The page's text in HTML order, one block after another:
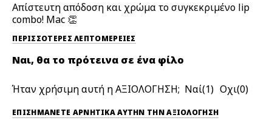
Απίστευτη απόδοση και χρώμα το συγκεκριμένο lip
combo! Mac 👏
ΠΕΡΙΣΣΌΤΕΡΕΣ ΛΕΠΤΟΜΈΡΕΙΕΣ
Ναι, θα το πρότεινα σε ένα φίλο
Ήταν χρήσιμη αυτή η ΑΞΙΟΛΟΓΗΣΗ; 1 0
ΕΠΙΣΗΜΆΝΕΤΕ ΑΡΝΗΤΙΚΆ ΑΥΤΉΝ ΤΗΝ ΑΞΙΟΛΟΓΗΣΗ